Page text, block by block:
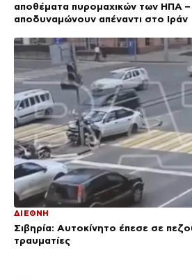
αποθέματα πυρομαχικών των ΗΠΑ
αποδυναμώνουν απέναντι στο Ιράν
ΔΙΕΘΝΗ
Σιβηρία: Αυτοκίνητο έπεσε σε
τραυματίες